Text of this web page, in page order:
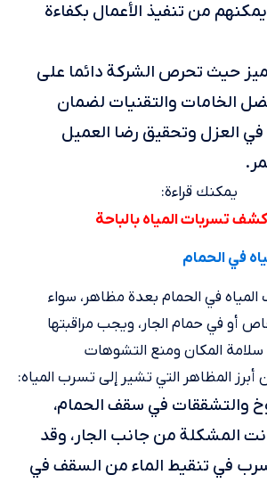
من تنفيذ الأعمال بكفاءة
حيث تحرص الشركة دائما على
الخامات والتقنيات لضمان
العزل وتحقيق رضا العميل
يمكنك قراءة:
تسربات المياه بالباحة
في الحمام
في الحمام بعدة مظاهر، سواء
أو في حمام الجار، ويجب مراقبتها
المكان ومنع التشوهات
المظاهر التي تشير إلى تسرب المياه:
والتشققات في سقف الحمام،
المشكلة من جانب الجار، وقد
في تنقيط الماء من السقف في